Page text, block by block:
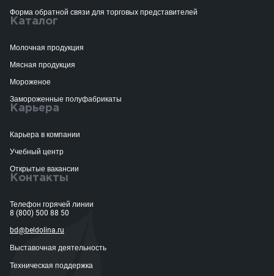
Форма обратной связи для торговых представителей
Каталог
Молочная продукция
Мясная продукция
Мороженое
Замороженные полуфабрикаты
Карьера
Карьера в компании
Учебный центр
Открытые вакансии
Контакты
Телефон горячей линии
8 (800) 500 88 50
bd@beldolina.ru
Выставочная деятельность
Техническая поддержка